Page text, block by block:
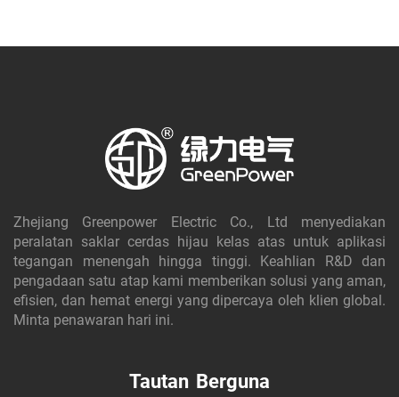
Zhejiang Greenpower Electric Co., Ltd menyediakan
peralatan saklar cerdas hijau kelas atas untuk aplikasi
tegangan menengah hingga tinggi. Keahlian R&D dan
pengadaan satu atap kami memberikan solusi yang aman,
efisien, dan hemat energi yang dipercaya oleh klien global.
Minta penawaran hari ini.
Tautan Berguna